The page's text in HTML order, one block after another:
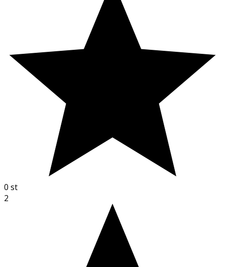
0 st
2